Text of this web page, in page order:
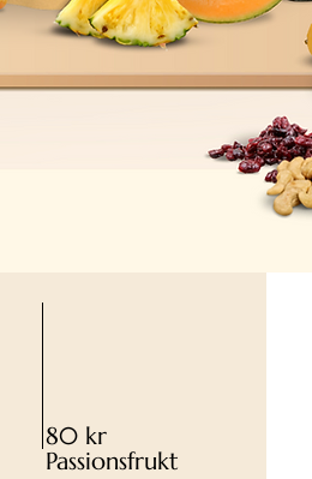
80 kr
Passionsfrukt